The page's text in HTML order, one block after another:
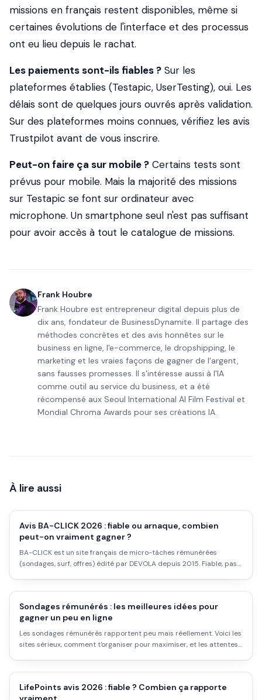
missions en français restent disponibles, même si
certaines évolutions de l'interface et des processus
ont eu lieu depuis le rachat.
Les paiements sont-ils fiables ? Sur les
plateformes établies (Testapic, UserTesting), oui. Les
délais sont de quelques jours ouvrés après validation.
Sur des plateformes moins connues, vérifiez les avis
Trustpilot avant de vous inscrire.
Peut-on faire ça sur mobile ? Certains tests sont
prévus pour mobile. Mais la majorité des missions
sur Testapic se font sur ordinateur avec
microphone. Un smartphone seul n'est pas suffisant
pour avoir accès à tout le catalogue de missions.
Frank Houbre
Frank Houbre est entrepreneur digital depuis plus de
dix ans, fondateur de BusinessDynamite. Il partage des
méthodes concrètes et des avis honnêtes sur le
business en ligne, l'e-commerce, le dropshipping, le
marketing et les vraies façons de gagner de l'argent,
sans fausses promesses. Il s'intéresse aussi à l'IA
comme outil au service du business, et a été
récompensé aux Seoul International AI Film Festival et
Mondial Chroma Awards pour ses créations IA.
À lire aussi
Avis BA-CLICK 2026 : fiable ou arnaque, combien
peut-on vraiment gagner ?
BA-CLICK est un site français de micro-tâches rémunérées
(sondages, surf, offres) édité par DEVOLA depuis 2015. Fiable, pas
Sondages rémunérés : les meilleures idées pour
gagner un peu en ligne
Les sondages rémunérés rapportent peu mais réellement. Voici les
sites sérieux, comment t'organiser pour maximiser, et les attentes
LifePoints avis 2026 : fiable ? Combien ça rapporte